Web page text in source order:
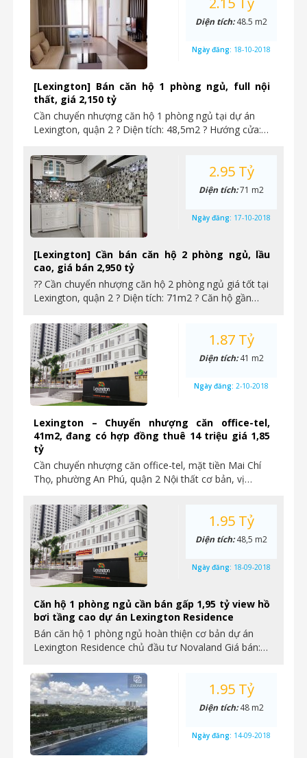
[Lexington] Bán căn hộ 1 phòng ngủ, full nội
thất, giá 2,150 tỷ
Cần chuyển nhượng căn hộ 1 phòng ngủ tại dự án
Lexington, quận 2 ? Diện tích: 48,5m2 ? Hướng cửa:…
Diện tích:48.5 m2
Ngày đăng: 18-10-2018
[Lexington] Cần bán căn hộ 2 phòng ngủ, lầu
cao, giá bán 2,950 tỷ
?? Cần chuyển nhượng căn hộ 2 phòng ngủ giá tốt tại
Lexington, quận 2 ? Diện tích: 71m2 ? Căn hộ gần…
2.95 Tỷ
Diện tích:71 m2
Ngày đăng: 17-10-2018
Lexington – Chuyển nhượng căn office-tel,
41m2, đang có hợp đồng thuê 14 triệu giá 1,85
tỷ
Cần chuyển nhượng căn office-tel, mặt tiền Mai Chí
Thọ, phường An Phú, quận 2 Nội thất cơ bản, vị…
1.87 Tỷ
Diện tích:41 m2
Ngày đăng: 2-10-2018
Căn hộ 1 phòng ngủ cần bán gấp 1,95 tỷ view hồ
bơi tầng cao dự án Lexington Residence
Bán căn hộ 1 phòng ngủ hoàn thiện cơ bản dự án
Lexington Residence chủ đầu tư Novaland Giá bán:…
1.95 Tỷ
Diện tích:48,5 m2
Ngày đăng: 18-09-2018
1.95 Tỷ
Diện tích:48 m2
Ngày đăng: 14-09-2018